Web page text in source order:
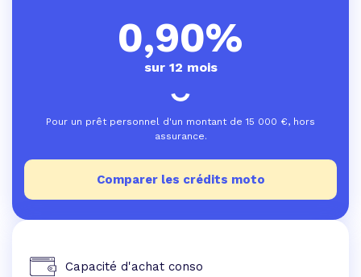
0,90%
sur 12 mois
Pour un prêt personnel d'un montant de 15 000 €, hors
assurance.
Comparer les crédits moto
Capacité d'achat conso